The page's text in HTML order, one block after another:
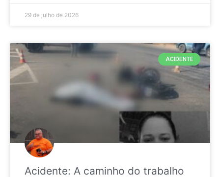
29 de julho de 2026
ACIDENTE
Acidente: A caminho do trabalho